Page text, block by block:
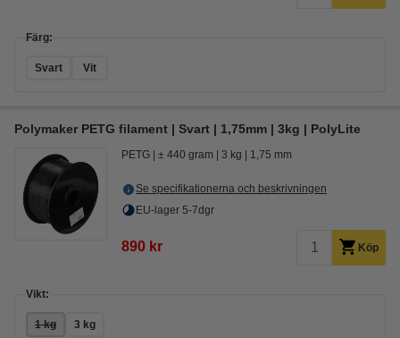
Färg:
Svart Vit
Polymaker PETG filament | Svart | 1,75mm | 3kg | PolyLite
PETG ± 440 gram 3 kg 1,75 mm
Se specifikationerna och beskrivningen
EU-lager 5-7dgr
890 kr Köp
Vikt:
1 kg 3 kg